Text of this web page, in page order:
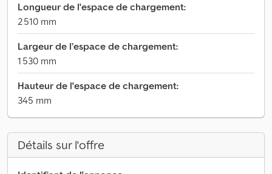
Longueur de l'espace de chargement:
2 510 mm
Largeur de l’espace de chargement:
1 530 mm
Hauteur de l'espace de chargement:
345 mm
Détails sur l'offre